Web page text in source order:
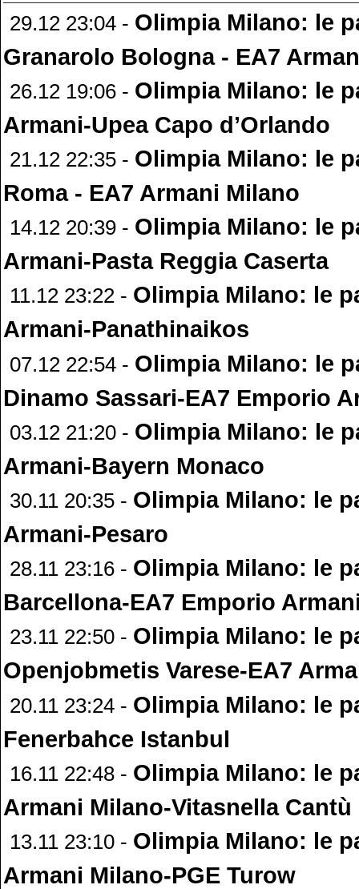
29.12 23:04 - Olimpia Milano: le
Granarolo Bologna - EA7
26.12 19:06 - Olimpia Milano: le
Armani-Upea Capo d’Orlando
21.12 22:35 - Olimpia Milano: le
Roma - EA7 Armani Milano
14.12 20:39 - Olimpia Milano: le
Armani-Pasta Reggia Caserta
11.12 23:22 - Olimpia Milano: le
Armani-Panathinaikos
07.12 22:54 - Olimpia Milano: le
Dinamo Sassari-EA7 Emporio
03.12 21:20 - Olimpia Milano: le
Armani-Bayern Monaco
30.11 20:35 - Olimpia Milano: le
Armani-Pesaro
28.11 23:16 - Olimpia Milano: le
Barcellona-EA7 Emporio
23.11 22:50 - Olimpia Milano: le
Openjobmetis Varese-EA7
20.11 23:24 - Olimpia Milano: le
Fenerbahce Istanbul
16.11 22:48 - Olimpia Milano: le
Armani Milano-Vitasnella Cantù
13.11 23:10 - Olimpia Milano: le
Armani Milano-PGE Turow